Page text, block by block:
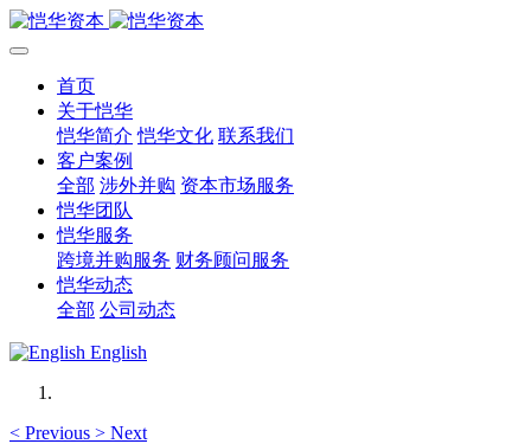
首页
关于恺华
恺华简介 恺华文化 联系我们
客户案例
全部 涉外并购 资本市场服务
恺华团队
恺华服务
跨境并购服务 财务顾问服务
恺华动态
全部 公司动态
English
< Previous > Next